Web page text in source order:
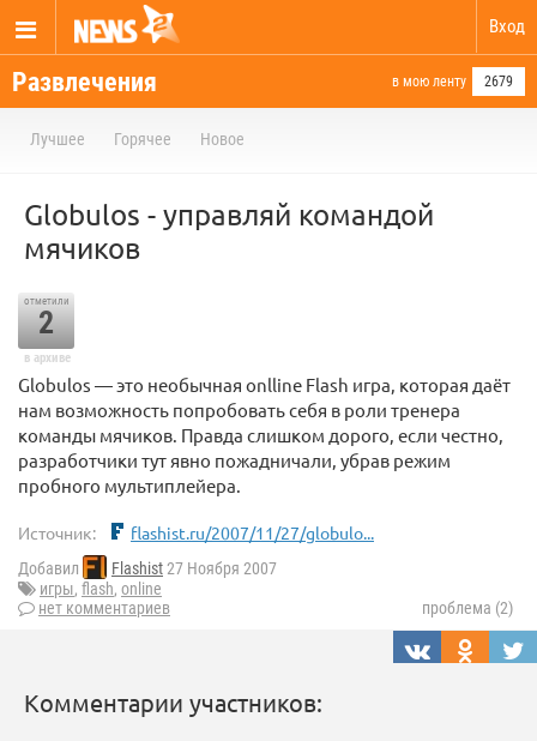
Вход
Развлечения в мою ленту 2679
Лучшее Горячее Новое
Globulos - управляй командой
мячиков
отметили
2
в архиве
Globulos — это необычная onlline Flash игра, которая даёт
нам возможность попробовать себя в роли тренера
команды мячиков. Правда слишком дорого, если честно,
разработчики тут явно пожадничали, убрав режим
пробного мультиплейера.
Источник: flashist.ru/2007/11/27/globulo...
Добавил Flashist27 Ноября 2007
игры, flash, online
нет комментариев
проблема (2)
Комментарии участников: